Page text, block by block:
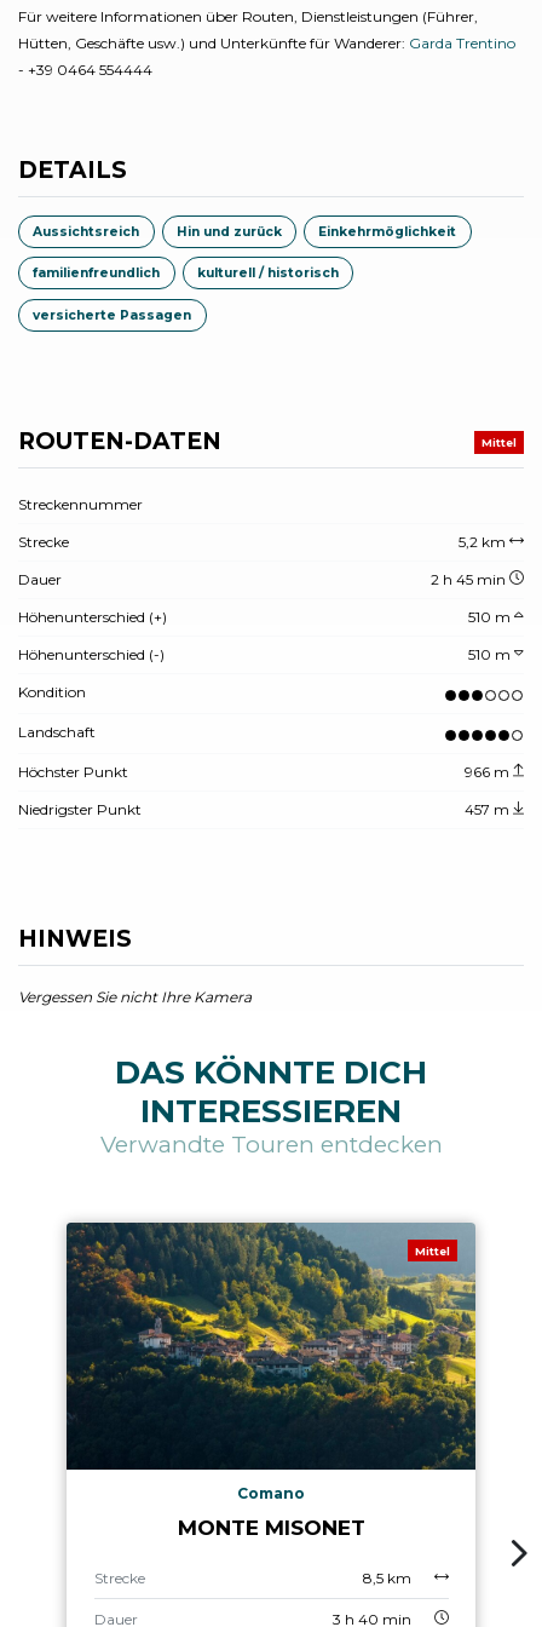
Für weitere Informationen über Routen, Dienstleistungen (Führer,
Hütten, Geschäfte usw.) und Unterkünfte für Wanderer: Garda Trentino
- +39 0464 554444
DETAILS
Aussichtsreich Hin und zurück Einkehrmöglichkeit
familienfreundlich kulturell / historisch
versicherte Passagen
ROUTEN-DATEN Mittel
Streckennummer
Strecke 5,2 km
Dauer 2 h 45 min
Höhenunterschied (+) 510 m
Höhenunterschied (-) 510 m
Kondition
Landschaft
Höchster Punkt 966 m
Niedrigster Punkt 457 m
HINWEIS
Vergessen Sie nicht Ihre Kamera
DAS KÖNNTE DICH
INTERESSIEREN
Verwandte Touren entdecken
Mittel
Comano
MONTE MISONET
Strecke 8,5 km
Dauer 3 h 40 min